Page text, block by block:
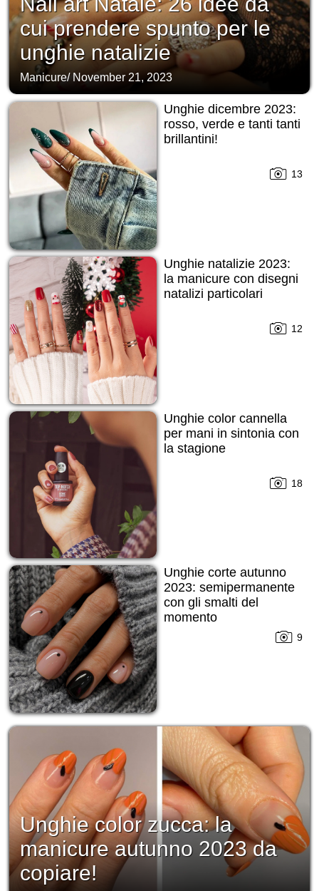
cui prendere spunto per le
unghie natalizie
Manicure/ November 21, 2023
Unghie dicembre 2023:
rosso, verde e tanti tanti
brillantini!
13
Unghie natalizie 2023:
la manicure con disegni
natalizi particolari
12
Unghie color cannella
per mani in sintonia con
la stagione
18
Unghie corte autunno
2023: semipermanente
con gli smalti del
momento
9
Unghie color zucca: la
manicure autunno 2023 da
copiare!